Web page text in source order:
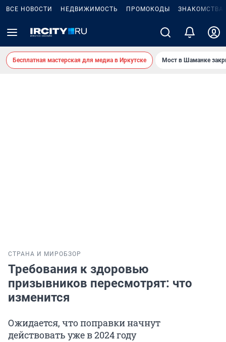
ВСЕ НОВОСТИ НЕДВИЖИМОСТЬ ПРОМОКОДЫ ЗНАКОМСТВА
Бесплатная мастерская для медиа в Иркутске Мост в Шаманке
СТРАНА И МИРОБЗОР
Требования к здоровью
призывников пересмотрят: что
изменится
Ожидается, что поправки начнут
действовать уже в 2024 году